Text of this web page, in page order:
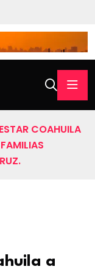
COAHUILA
a